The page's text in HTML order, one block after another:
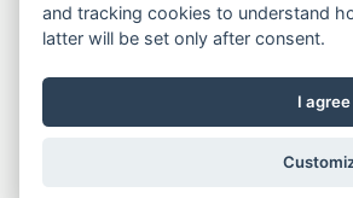
and tracking cookies to understand
latter will be set only after consent.
I agree